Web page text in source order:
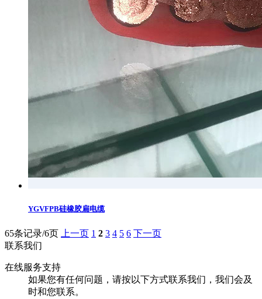
YGVFPB硅橡胶扁电缆
65条记录/6页 上一页 1 2 3 4 5 6 下一页
联系我们
在线服务支持
如果您有任何问题，请按以下方式联系我们，我们会及
时和您联系。